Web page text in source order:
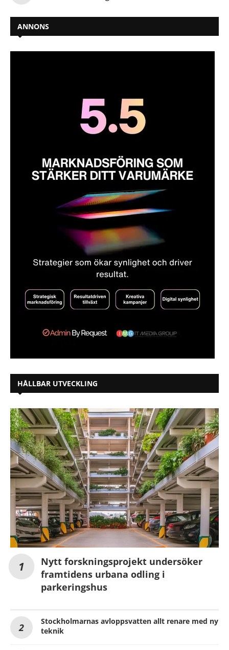
ANNONS
HÅLLBAR UTVECKLING
Nytt forskningsprojekt undersöker
framtidens urbana odling i
parkeringshus
Stockholmarnas avloppsvatten allt renare med ny
teknik